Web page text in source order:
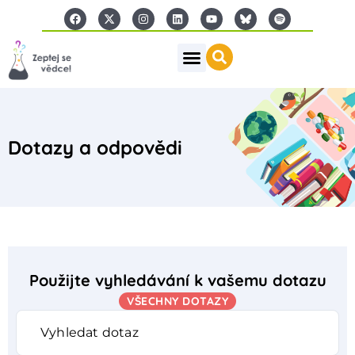
Dotazy a odpovědi
Použijte vyhledávání k vašemu dotazu
VŠECHNY DOTAZY